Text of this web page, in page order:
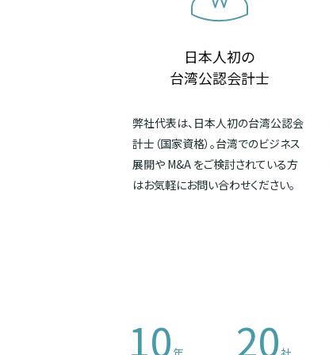
日本人初の
台湾公認会計士
弊社代表は、日本人初の台湾公認会
計士（国家資格）。台湾でのビジネス
展開や M&A をご検討されている方
はお気軽にお問い合わせください。
10 20